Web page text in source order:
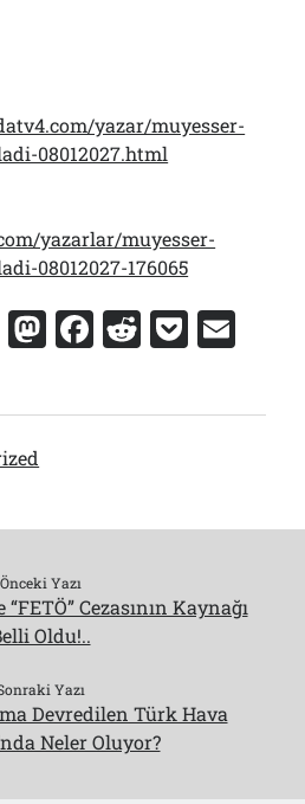
yazar/muyesser-
08012027.html
yazarlar/muyesser-
08012027-176065
Bl
e
s
k
y
M
st
o
F
c
o
k
R
d
P
c ai
Önceki Yazı
Cezasının Kaynağı
Oldu!..
Yazı
Devredilen Türk Hava
Neler Oluyor?